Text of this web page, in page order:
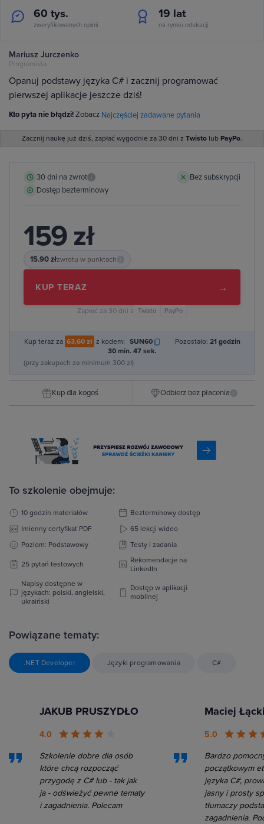
60 tys.
zweryfikowanych opinii
19 lat
na rynku edukacji
Mariusz Jurczenko
Programista
Opanuj podstawy języka C# i zacznij programować
pierwszej aplikacje jeszcze dziś!
Kto pyta nie błądzi!Zobacz Najczęściej zadawane pytania
Zacznij naukę już dziś, zapłać wygodnie za 30 dni z Twisto lub PayPo.
30 dni na zwrot i
Bez subskrypcji
Dostęp bezterminowy
159 zł
15.90 złzwrotu w punktach
KUP TERAZ →
Zapłać za 30 dni z Twisto PayPo
Kup teraz za 63,60 zł z kodem: SUN60 Pozostało: 21 godzin
30 min. 46 sek.
(przy zakupach za minimum 300 zł)
Kup dla kogoś Odbierz bez płacenia i
To szkolenie obejmuje:
10 godzin materiałów
Bezterminowy dostęp
Imienny certyfikat PDF
65 lekcji wideo
Poziom: Podstawowy
Testy i zadania
25 pytań testowych
Rekomendacje na
LinkedIn
Napisy dostępne w
językach: polski, angielski,
ukraiński
Dostęp w aplikacji
mobilnej
Powiązane tematy:
.NET Developer Języki programowania C#
JAKUB PRUSZYDŁO
4.0
Szkolenie dobre dla osób
które chcą rozpocząć
przygodę z C# lub - tak jak
ja - odświeżyć pewne tematy
i zagadnienia. Polecam
Maciej
5.0
Bardzo
początkowym
języka C#,
jasny i prosty
tłumaczy
zagadnienia.